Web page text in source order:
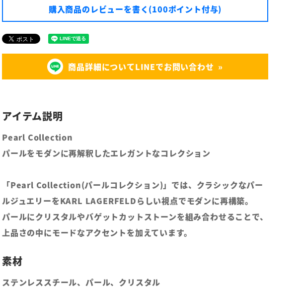
購入商品のレビューを書く(100ポイント付与)
商品詳細についてLINEでお問い合わせ
Pearl Collection
パールをモダンに再解釈したエレガントなコレクション
「Pearl Collection(パールコレクション)」では、クラシックなパー
ルジュエリーをKARL LAGERFELDらしい視点でモダンに再構築。
パールにクリスタルやバゲットカットストーンを組み合わせることで、
上品さの中にモードなアクセントを加えています。
ステンレススチール、パール、クリスタル